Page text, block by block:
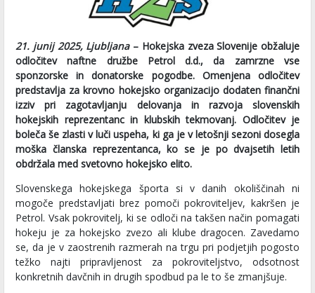
21. junij 2025, Ljubljana– Hokejska zveza Slovenije obžaluje
odločitev naftne družbe Petrol d.d., da zamrzne vse
sponzorske in donatorske pogodbe. Omenjena odločitev
predstavlja za krovno hokejsko organizacijo dodaten finančni
izziv pri zagotavljanju delovanja in razvoja slovenskih
hokejskih reprezentanc in klubskih tekmovanj. Odločitev je
boleča še zlasti v luči uspeha, ki ga je v letošnji sezoni dosegla
moška članska reprezentanca, ko se je po dvajsetih letih
obdržala med svetovno hokejsko elito.
Slovenskega hokejskega športa si v danih okoliščinah ni
mogoče predstavljati brez pomoči pokroviteljev, kakršen je
Petrol. Vsak pokrovitelj, ki se odloči na takšen način pomagati
hokeju je za hokejsko zvezo ali klube dragocen. Zavedamo
se, da je v zaostrenih razmerah na trgu pri podjetjih pogosto
težko najti pripravljenost za pokroviteljstvo, odsotnost
konkretnih davčnih in drugih spodbud pa le to še zmanjšuje.